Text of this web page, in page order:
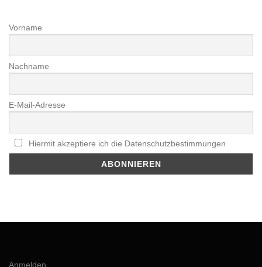
Vorname
Nachname
E-Mail-Adresse
Hiermit akzeptiere ich die Datenschutzbestimmungen
Anmelden